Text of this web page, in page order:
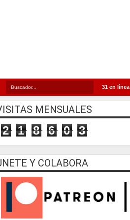
31 en línea
MENSUALES
2 1 8 6 0 3
Y COLABORA